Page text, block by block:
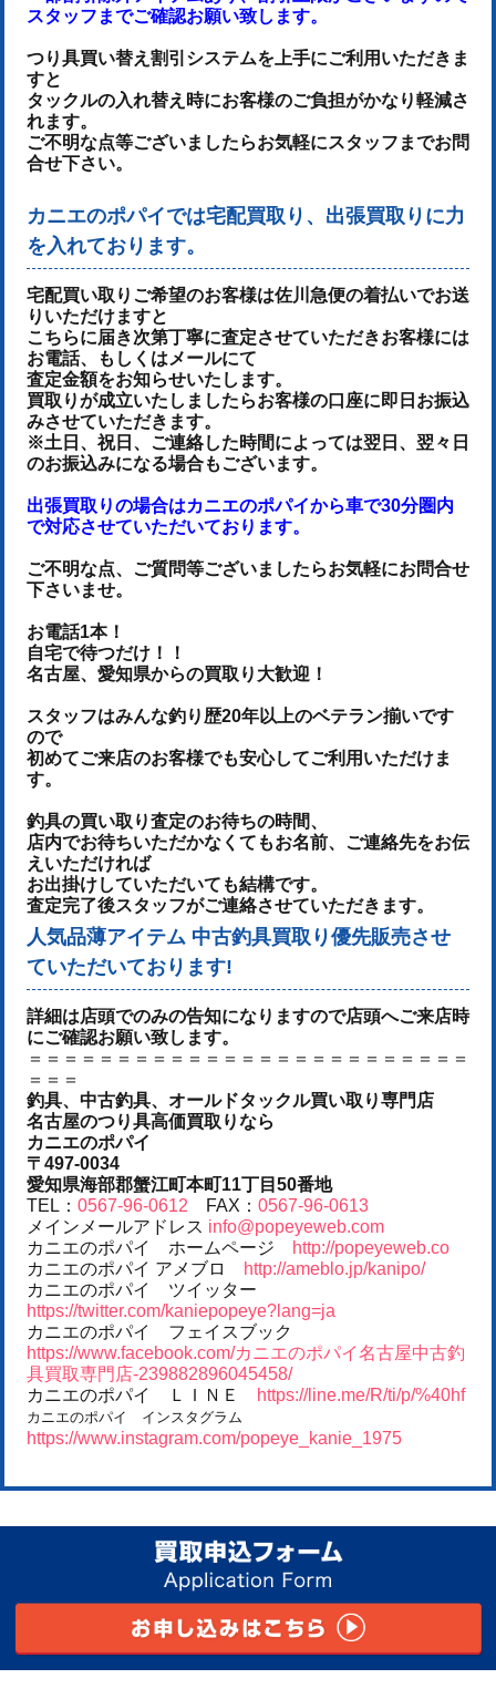
スタッフまでご確認お願い致します。
つり具買い替え割引システムを上手にご利用いただきま
すと
タックルの入れ替え時にお客様のご負担がかなり軽減さ
れます。
ご不明な点等ございましたらお気軽にスタッフまでお問
合せ下さい。
カニエのポパイでは宅配買取り、出張買取りに力
を入れております。
宅配買い取りご希望のお客様は佐川急便の着払いでお送
りいただけますと
こちらに届き次第丁寧に査定させていただきお客様には
お電話、もしくはメールにて
査定金額をお知らせいたします。
買取りが成立いたしましたらお客様の口座に即日お振込
みさせていただきます。
※土日、祝日、ご連絡した時間によっては翌日、翌々日
のお振込みになる場合もございます。
出張買取りの場合はカニエのポパイから車で30分圏内
で対応させていただいております。
ご不明な点、ご質問等ございましたらお気軽にお問合せ
下さいませ。
お電話1本！
自宅で待つだけ！！
名古屋、愛知県からの買取り大歓迎！
スタッフはみんな釣り歴20年以上のベテラン揃いです
ので
初めてご来店のお客様でも安心してご利用いただけま
す。
釣具の買い取り査定のお待ちの時間、
店内でお待ちいただかなくてもお名前、ご連絡先をお伝
えいただければ
お出掛けしていただいても結構です。
査定完了後スタッフがご連絡させていただきます。
人気品薄アイテム 中古釣具買取り優先販売させ
ていただいております!
詳細は店頭でのみの告知になりますので店頭へご来店時
にご確認お願い致します。
＝＝＝＝＝＝＝＝＝＝＝＝＝＝＝＝＝＝＝＝＝＝＝＝＝
＝＝＝
釣具、中古釣具、オールドタックル買い取り専門店
名古屋のつり具高価買取りなら
カニエのポパイ
〒497-0034
愛知県海部郡蟹江町本町11丁目50番地
TEL： 0567-96-0612 FAX： 0567-96-0613
メインメールアドレス info@popeyeweb.com
カニエのポパイ ホームページ
http://popeyeweb.co
カニエのポパイ アメブロ
http://ameblo.jp/kanipo/
カニエのポパイ ツイッター
https://twitter.com/kaniepopeye?lang=ja
カニエのポパイ フェイスブック
https://www.facebook.com/カニエのポパイ名古屋中古釣
具買取専門店-239882896045458/
カニエのポパイ ＬＩＮＥ
https://line.me/R/ti/p/%40hf
カニエのポパイ インスタグラム
https://www.instagram.com/popeye_kanie_1975